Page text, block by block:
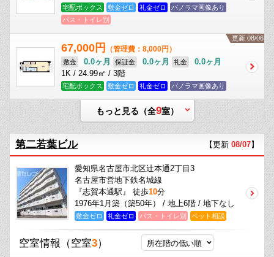
宅配ボックス 敷金ゼロ 礼金ゼロ
パノラマ画像あり
バス・トイレ別
更新 08/06
67,000円 （管理費：8,000円）
敷金 0.0ヶ月 保証金 0.0ヶ月 礼金
0.0ヶ月
1K / 24.99㎡ / 3階
宅配ボックス 敷金ゼロ 礼金ゼロ パノラマ画像あり
もっと見る（全9室）
第二若葉ビル 【更新 08/07】
愛知県名古屋市北区辻本通2丁目3
名古屋市営地下鉄名城線
『志賀本通駅』 徒歩10分
1976年1月築（築50年） / 地上6階 / 地下なし
敷金ゼロ 礼金ゼロ バス・トイレ別 ペット相談
空室情報 （空室3）